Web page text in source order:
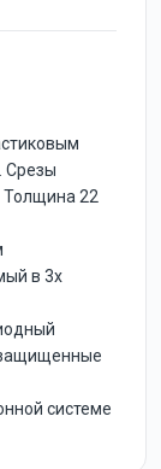
Срезы
22
в 3х
системе